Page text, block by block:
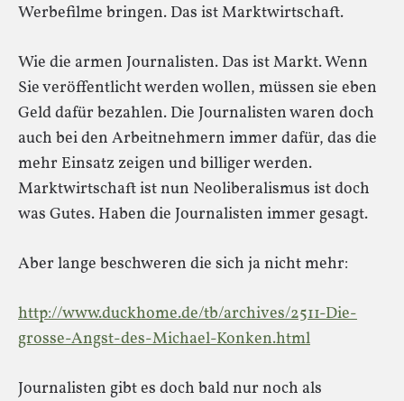
Werbefilme bringen. Das ist Marktwirtschaft.
Wie die armen Journalisten. Das ist Markt. Wenn
Sie veröffentlicht werden wollen, müssen sie eben
Geld dafür bezahlen. Die Journalisten waren doch
auch bei den Arbeitnehmern immer dafür, das die
mehr Einsatz zeigen und billiger werden.
Marktwirtschaft ist nun Neoliberalismus ist doch
was Gutes. Haben die Journalisten immer gesagt.
Aber lange beschweren die sich ja nicht mehr:
http://www.duckhome.de/tb/archives/2511-Die-
grosse-Angst-des-Michael-Konken.html
Journalisten gibt es doch bald nur noch als